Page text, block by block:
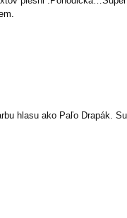
hlasu ako Paľo Drapák.